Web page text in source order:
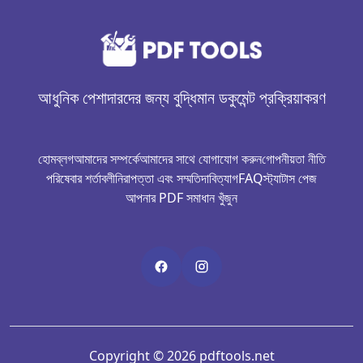
আধুনিক পেশাদারদের জন্য বুদ্ধিমান ডকুমেন্ট প্রক্রিয়াকরণ
হোমব্লগআমাদের সম্পর্কেআমাদের সাথে যোগাযোগ করুনগোপনীয়তা নীতি
পরিষেবার শর্তাবলীনিরাপত্তা এবং সম্মতিদাবিত্যাগFAQস্ট্যাটাস পেজ
আপনার PDF সমাধান খুঁজুন
Copyright © 2026 pdftools.net